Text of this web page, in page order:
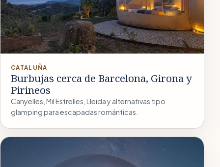
CATALUÑA
Burbujas cerca de Barcelona, Girona y
Pirineos
Canyelles, Mil Estrelles, Lleida y alternativas tipo
glamping para escapadas románticas.